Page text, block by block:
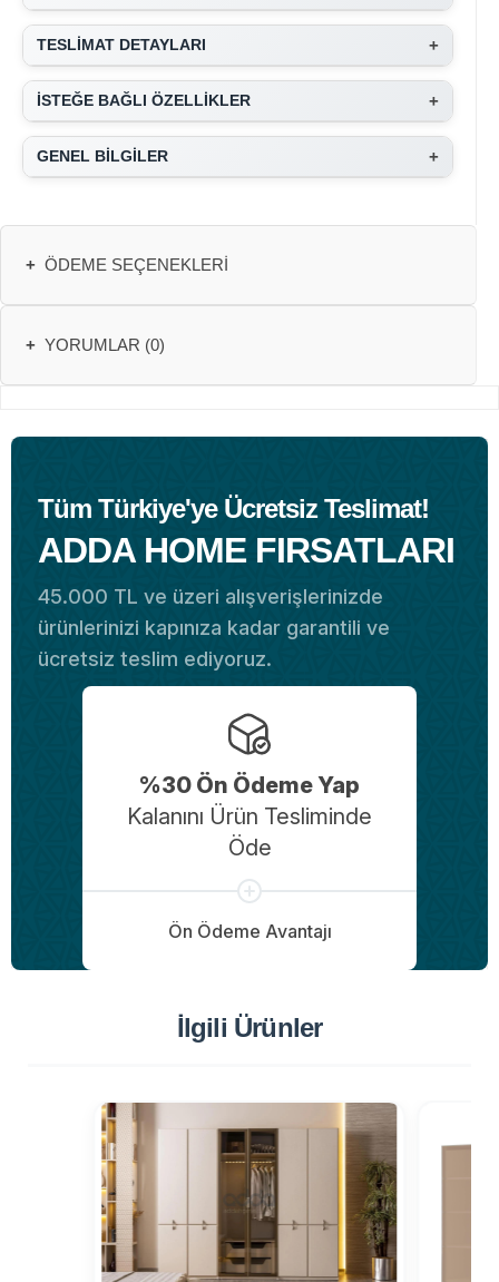
TESLİMAT DETAYLARI +
İSTEĞE BAĞLI ÖZELLİKLER +
GENEL BİLGİLER +
+ ÖDEME SEÇENEKLERI
+ YORUMLAR (0)
Tüm Türkiye'ye Ücretsiz Teslimat!
ADDA HOME FIRSATLARI
45.000 TL ve üzeri alışverişlerinizde
ürünlerinizi kapınıza kadar garantili ve
ücretsiz teslim ediyoruz.
%30 Ön Ödeme Yap
Kalanını Ürün Tesliminde
Öde
Ön Ödeme Avantajı
İlgili Ürünler